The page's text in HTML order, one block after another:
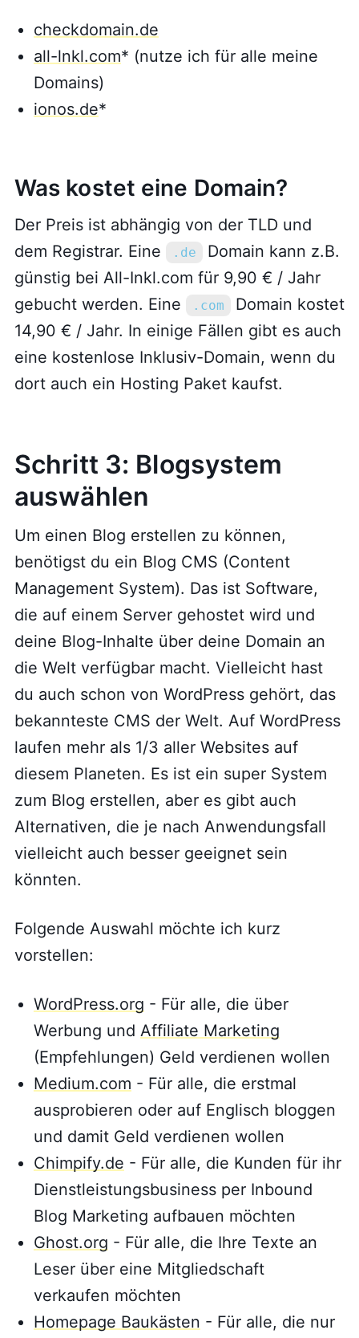
checkdomain.de
all-lnkl.com* (nutze ich für alle meine
Domains)
ionos.de*
Was kostet eine Domain?
Der Preis ist abhängig von der TLD und
dem Registrar. Eine
.de
Domain kann z.B.
günstig bei All-Inkl.com für 9,90 € / Jahr
gebucht werden. Eine
.com
Domain kostet
14,90 € / Jahr. In einige Fällen gibt es auch
eine kostenlose Inklusiv-Domain, wenn du
dort auch ein Hosting Paket kaufst.
Schritt 3: Blogsystem
auswählen
Um einen Blog erstellen zu können,
benötigst du ein Blog CMS (Content
Management System). Das ist Software,
die auf einem Server gehostet wird und
deine Blog-Inhalte über deine Domain an
die Welt verfügbar macht. Vielleicht hast
du auch schon von WordPress gehört, das
bekannteste CMS der Welt. Auf WordPress
laufen mehr als 1/3 aller Websites auf
diesem Planeten. Es ist ein super System
zum Blog erstellen, aber es gibt auch
Alternativen, die je nach Anwendungsfall
vielleicht auch besser geeignet sein
könnten.
Folgende Auswahl möchte ich kurz
vorstellen:
WordPress.org - Für alle, die über
Werbung und Affiliate Marketing
(Empfehlungen) Geld verdienen wollen
Medium.com - Für alle, die erstmal
ausprobieren oder auf Englisch bloggen
und damit Geld verdienen wollen
Chimpify.de - Für alle, die Kunden für ihr
Dienstleistungsbusiness per Inbound
Blog Marketing aufbauen möchten
Ghost.org - Für alle, die Ihre Texte an
Leser über eine Mitgliedschaft
verkaufen möchten
Homepage Baukästen - Für alle, die nur